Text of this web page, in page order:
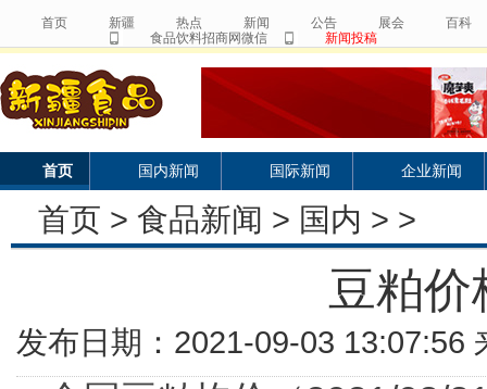
首页 新疆 热点 新闻 公告 展会
百科
食品饮料招商网微信
新闻投稿
首页 国内新闻 国际新闻 企业新闻
首页 > 食品新闻 > 国内 > >
豆粕价
发布日期：2021-09-03 13:07:56